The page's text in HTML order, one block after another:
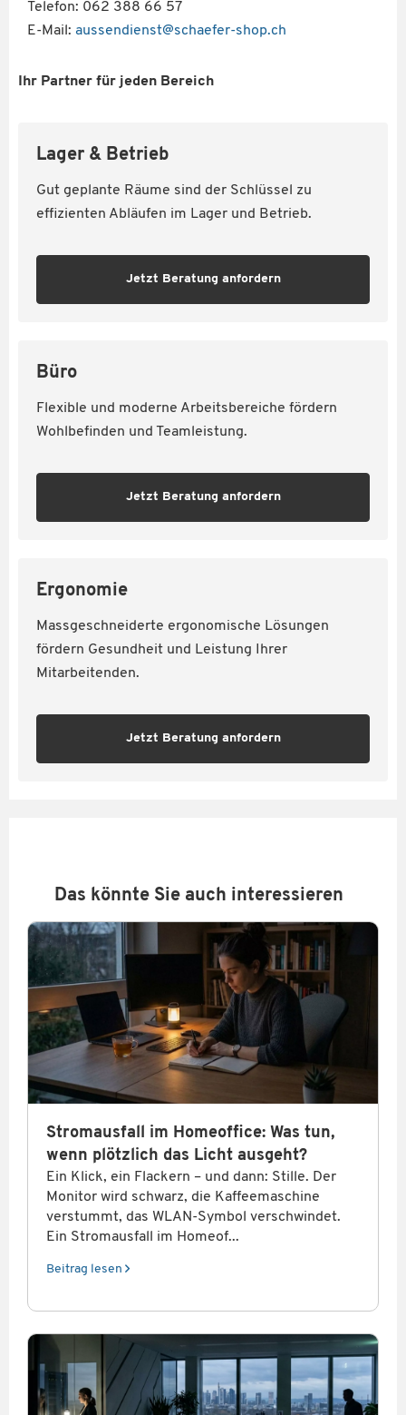
Telefon: 062 388 66 57
E-Mail: aussendienst@schaefer-shop.ch
Ihr Partner für jeden Bereich
Lager & Betrieb
Gut geplante Räume sind der Schlüssel zu
effizienten Abläufen im Lager und Betrieb.
Jetzt Beratung anfordern
Büro
Flexible und moderne Arbeitsbereiche fördern
Wohlbefinden und Teamleistung.
Jetzt Beratung anfordern
Ergonomie
Massgeschneiderte ergonomische Lösungen
fördern Gesundheit und Leistung Ihrer
Mitarbeitenden.
Jetzt Beratung anfordern
Das könnte Sie auch interessieren
Stromausfall im Homeoffice: Was tun,
wenn plötzlich das Licht ausgeht?
Ein Klick, ein Flackern – und dann: Stille. Der
Monitor wird schwarz, die Kaffeemaschine
verstummt, das WLAN-Symbol verschwindet.
Ein Stromausfall im Homeof...
Beitrag lesen